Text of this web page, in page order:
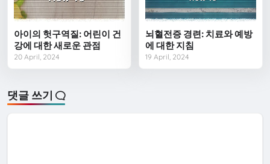
아이의 헛구역질: 어린이 건
강에 대한 새로운 관점
20 April, 2024
뇌혈전증 경련: 치료와 예방
에 대한 지침
19 April, 2024
댓글 쓰기